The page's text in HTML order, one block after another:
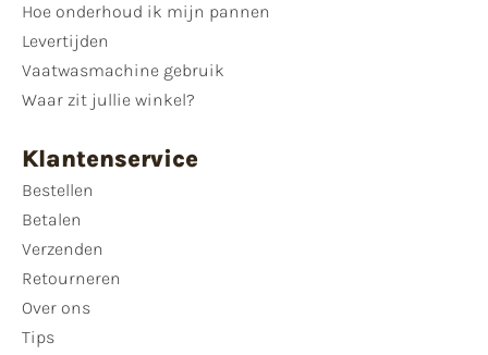
Hoe onderhoud ik mijn pannen
Levertijden
Vaatwasmachine gebruik
Waar zit jullie winkel?
Klantenservice
Bestellen
Betalen
Verzenden
Retourneren
Over ons
Tips